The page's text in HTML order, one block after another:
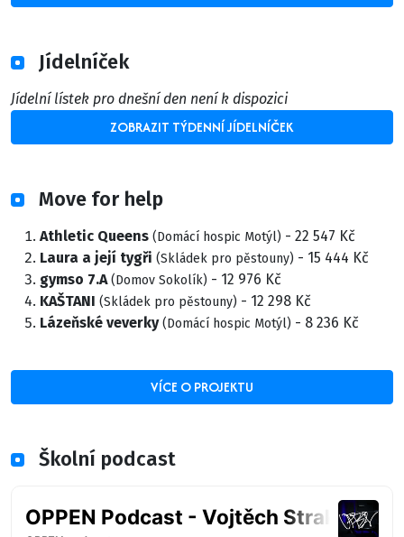
Jídelníček
Jídelní lístek pro dnešní den není k dispozici
ZOBRAZIT TÝDENNÍ JÍDELNÍČEK
Move for help
Athletic Queens (Domácí hospic Motýl) - 22 547 Kč
Laura a její tygři (Skládek pro pěstouny) - 15 444 Kč
gymso 7.A (Domov Sokolík) - 12 976 Kč
KAŠTANI (Skládek pro pěstouny) - 12 298 Kč
Lázeňské veverky (Domácí hospic Motýl) - 8 236 Kč
VÍCE O PROJEKTU
Školní podcast